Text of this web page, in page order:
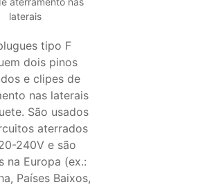
laterais
tipo F
dois pinos
e clipes de
nas laterais
São usados
aterrados
240V e são
na Europa (ex.:
Países Baixos,